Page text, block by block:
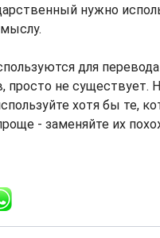
нужно
для перевода
просто не существует.
хотя бы те,
- заменяйте их